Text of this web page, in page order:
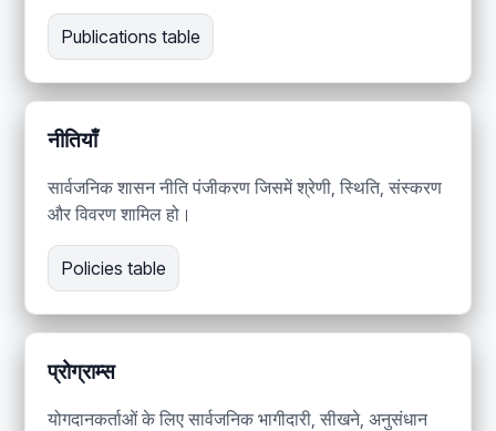
Publications table
नीतियाँ
सार्वजनिक शासन नीति पंजीकरण जिसमें श्रेणी, स्थिति, संस्करण
और विवरण शामिल हो।
Policies table
प्रोग्राम्स
योगदानकर्ताओं के लिए सार्वजनिक भागीदारी, सीखने, अनुसंधान